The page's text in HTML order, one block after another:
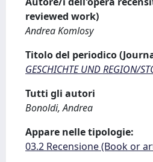
reviewed work)
Andrea Komlosy
Titolo del periodico
GESCHICHTE UND REGION/
Tutti gli autori
Bonoldi, Andrea
Appare nelle tipologie:
03.2 Recensione (Book or